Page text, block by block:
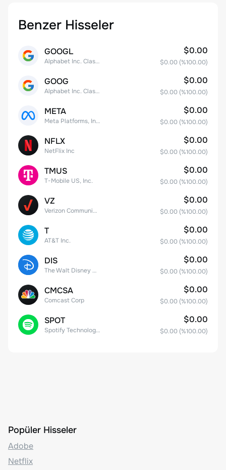
Benzer Hisseler
GOOGL
Alphabet Inc. Class A Common Stock
$0.00
$0.00 (%100.00)
GOOG
Alphabet Inc. Class C Capital Stock
$0.00
$0.00 (%100.00)
META
Meta Platforms, Inc. Class A Common Stock
$0.00
$0.00 (%100.00)
NFLX
NetFlix Inc
$0.00
$0.00 (%100.00)
TMUS
T-Mobile US, Inc.
$0.00
$0.00 (%100.00)
VZ
Verizon Communications
$0.00
$0.00 (%100.00)
T
AT&T Inc.
$0.00
$0.00 (%100.00)
DIS
The Walt Disney Company
$0.00
$0.00 (%100.00)
CMCSA
Comcast Corp
$0.00
$0.00 (%100.00)
SPOT
Spotify Technology S.A.
$0.00
$0.00 (%100.00)
Popüler Hisseler
Adobe
Netflix